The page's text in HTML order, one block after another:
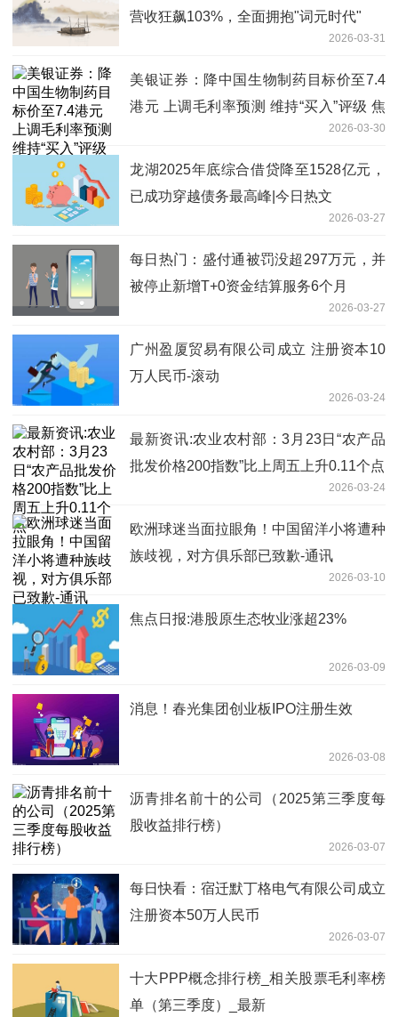
营收狂飙103%，全面拥抱"词元时代"
2026-03-31
美银证券：降中国生物制药目标价至7.4
港元 上调毛利率预测 维持“买入”评级 焦
2026-03-30
龙湖2025年底综合借贷降至1528亿元，
已成功穿越债务最高峰|今日热文
2026-03-27
每日热门：盛付通被罚没超297万元，并
被停止新增T+0资金结算服务6个月
2026-03-27
广州盈厦贸易有限公司成立 注册资本10
万人民币-滚动
2026-03-24
最新资讯:农业农村部：3月23日“农产品
批发价格200指数”比上周五上升0.11个点
2026-03-24
欧洲球迷当面拉眼角！中国留洋小将遭种
族歧视，对方俱乐部已致歉-通讯
2026-03-10
焦点日报:港股原生态牧业涨超23%
2026-03-09
消息！春光集团创业板IPO注册生效
2026-03-08
沥青排名前十的公司（2025第三季度每
股收益排行榜）
2026-03-07
每日快看：宿迁默丁格电气有限公司成立
注册资本50万人民币
2026-03-07
十大PPP概念排行榜_相关股票毛利率榜
单（第三季度）_最新